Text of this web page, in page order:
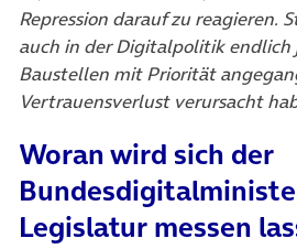
Repression darauf zu reagieren.
auch in der Digitalpolitik endlich
Baustellen mit Priorität
Vertrauensverlust verursacht
Woran wird sich der
Legislatur messen